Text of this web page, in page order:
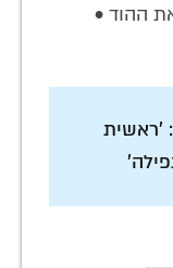
ההוד •
'ראשית